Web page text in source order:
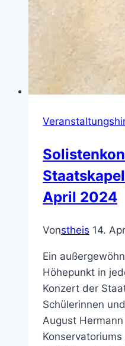
April 2024
Vonstheis 14.
Ein
Höhepunkt in
Konzert der
Schülerinnen
August
Konservatoriums